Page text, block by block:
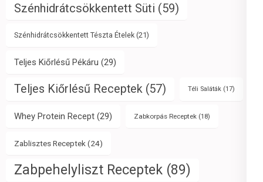
Szénhidrátcsökkentett Süti (59)
Szénhidrátcsökkentett Tészta Ételek (21)
Teljes Kiőrlésű Pékáru (29)
Teljes Kiőrlésű Receptek (57) Téli Saláták (17)
Whey Protein Recept (29) Zabkorpás Receptek (18)
Zablisztes Receptek (24)
Zabpehelyliszt Receptek (89)